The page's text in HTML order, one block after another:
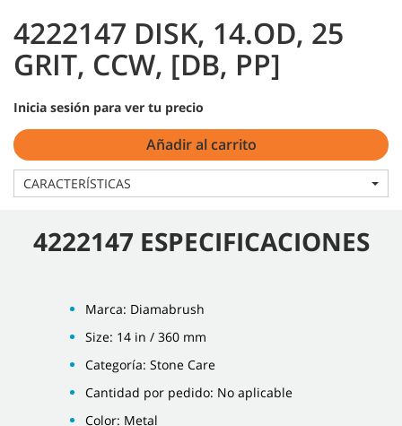
4222147 DISK, 14.OD, 25
GRIT, CCW, [DB, PP]
Inicia sesión para ver tu precio
Añadir al carrito
CARACTERÍSTICAS
4222147 ESPECIFICACIONES
Marca: Diamabrush
Size: 14 in / 360 mm
Categoría: Stone Care
Cantidad por pedido: No aplicable
Color: Metal